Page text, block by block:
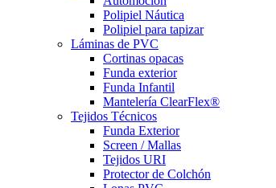
Polipiel Náutica
Polipiel para tapizar
Láminas de PVC
Cortinas opacas
Funda exterior
Funda Infantil
Mantelería ClearFlex®
Tejidos Técnicos
Funda Exterior
Screen / Mallas
Tejidos URI
Protector de Colchón